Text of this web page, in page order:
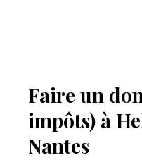
Faire un
impôts) à
Nantes